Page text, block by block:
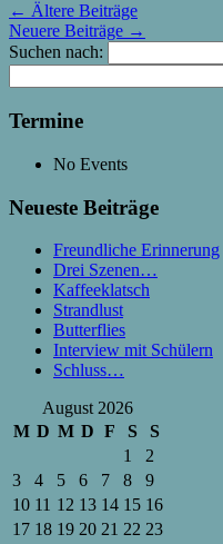
← Ältere Beiträge
Neuere Beiträge →
Suchen nach:
Termine
No Events
Neueste Beiträge
Freundliche Erinnerung
Drei Szenen…
Kaffeeklatsch
Strandlust
Butterflies
Interview mit Schülern
Schluss…
August 2026
M D M D F S
S
1
2
3
4 5 6 7 8
9
10 11 12 13 14 15 16
17 18 19 20 21 22 23